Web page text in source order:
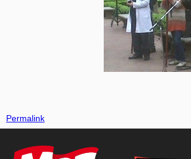
Permalink